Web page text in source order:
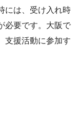
には、受け入れ時
必要です。大阪で
支援活動に参加す